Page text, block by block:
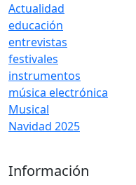
Actualidad
educación
entrevistas
festivales
instrumentos
música electrónica
Musical
Navidad 2025
Información